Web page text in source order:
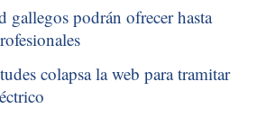
gallegos podrán ofrecer hasta
colapsa la web para tramitar